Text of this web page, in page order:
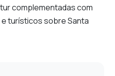
complementadas com
turísticos sobre Santa